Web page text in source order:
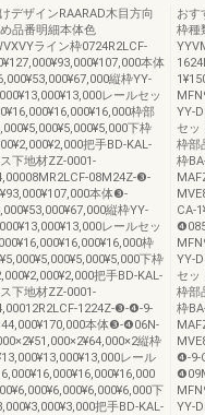
デザインRAARAD木目方向
品番明細本体色
ライン枠0724R2LCF-
本体
縦枠YY-
レールセッ
枠部
下枠
把手BD-KAL-
下地材ZZ-0001-
08M24Z-❸-
本体❸-
縦枠YY-
レールセッ
枠
下枠
把手BD-KAL-
下地材ZZ-0001-
1224Z-❸-❹-9-
本体❸-❹06N-
縦枠
レール
下
把手BD-KAL-
おす
枠種
YY-
セッ
枠部
枠
CA-
YY-
セッ
枠部
枠
❹-9-
YY-